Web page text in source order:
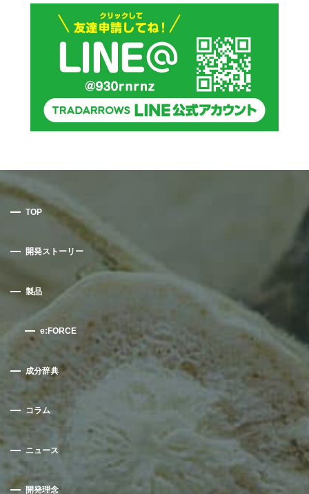
TOP
開発ストーリー
製品
e:FORCE
成分辞典
コラム
ニュース
開発理念